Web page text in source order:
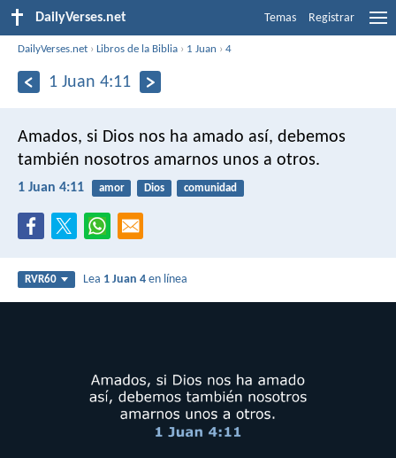
DailyVerses.net Temas Registrar
DailyVerses.net ›Libros de la Biblia › 1 Juan ›4
1 Juan 4:11
Amados, si Dios nos ha amado así, debemos
también nosotros amarnos unos a otros.
1 Juan 4:11 amor Dios comunidad
RVR60 Lea 1 Juan 4 en línea